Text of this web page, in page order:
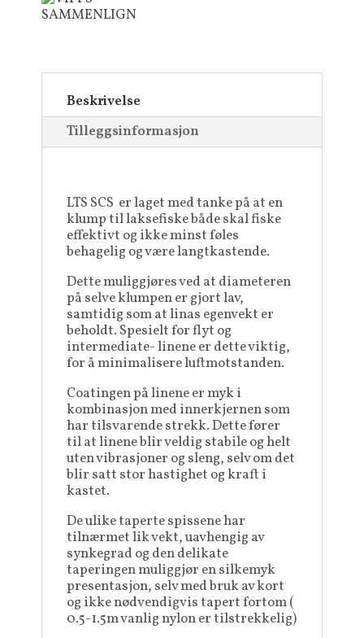
SAMMENLIGN
Beskrivelse
Tilleggsinformasjon
LTS SCS er laget med tanke på at en
klump til laksefiske både skal fiske
effektivt og ikke minst føles
behagelig og være langtkastende.
Dette muliggjøres ved at diameteren
på selve klumpen er gjort lav,
samtidig som at linas egenvekt er
beholdt. Spesielt for flyt og
intermediate- linene er dette viktig,
for å minimalisere luftmotstanden.
Coatingen på linene er myk i
kombinasjon med innerkjernen som
har tilsvarende strekk. Dette fører
til at linene blir veldig stabile og helt
uten vibrasjoner og sleng, selv om det
blir satt stor hastighet og kraft i
kastet.
De ulike taperte spissene har
tilnærmet lik vekt, uavhengig av
synkegrad og den delikate
taperingen muliggjør en silkemyk
presentasjon, selv med bruk av kort
og ikke nødvendigvis tapert fortom (
0.5-1.5m vanlig nylon er tilstrekkelig)